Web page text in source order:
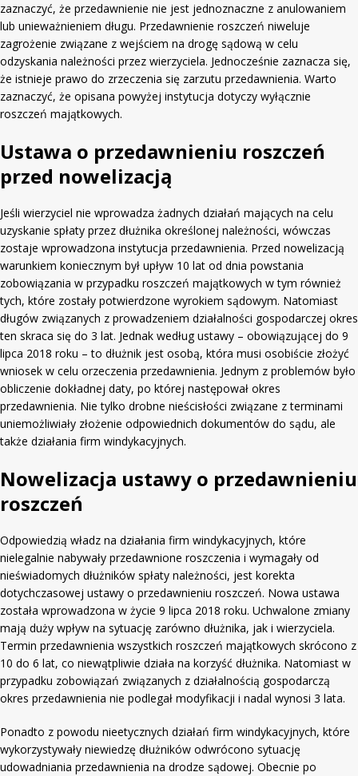
zaznaczyć, że przedawnienie nie jest jednoznaczne z anulowaniem
lub unieważnieniem długu. Przedawnienie roszczeń niweluje
zagrożenie związane z wejściem na drogę sądową w celu
odzyskania należności przez wierzyciela. Jednocześnie zaznacza się,
że istnieje prawo do zrzeczenia się zarzutu przedawnienia. Warto
zaznaczyć, że opisana powyżej instytucja dotyczy wyłącznie
roszczeń majątkowych.
Ustawa o przedawnieniu roszczeń
przed nowelizacją
Jeśli wierzyciel nie wprowadza żadnych działań mających na celu
uzyskanie spłaty przez dłużnika określonej należności, wówczas
zostaje wprowadzona instytucja przedawnienia. Przed nowelizacją
warunkiem koniecznym był upływ 10 lat od dnia powstania
zobowiązania w przypadku roszczeń majątkowych w tym również
tych, które zostały potwierdzone wyrokiem sądowym. Natomiast
długów związanych z prowadzeniem działalności gospodarczej okres
ten skraca się do 3 lat. Jednak według ustawy – obowiązującej do 9
lipca 2018 roku – to dłużnik jest osobą, która musi osobiście złożyć
wniosek w celu orzeczenia przedawnienia. Jednym z problemów było
obliczenie dokładnej daty, po której następował okres
przedawnienia. Nie tylko drobne nieścisłości związane z terminami
uniemożliwiały złożenie odpowiednich dokumentów do sądu, ale
także działania firm windykacyjnych.
Nowelizacja ustawy o przedawnieniu
roszczeń
Odpowiedzią władz na działania firm windykacyjnych, które
nielegalnie nabywały przedawnione roszczenia i wymagały od
nieświadomych dłużników spłaty należności, jest korekta
dotychczasowej ustawy o przedawnieniu roszczeń. Nowa ustawa
została wprowadzona w życie 9 lipca 2018 roku. Uchwalone zmiany
mają duży wpływ na sytuację zarówno dłużnika, jak i wierzyciela.
Termin przedawnienia wszystkich roszczeń majątkowych skrócono z
10 do 6 lat, co niewątpliwie działa na korzyść dłużnika. Natomiast w
przypadku zobowiązań związanych z działalnością gospodarczą
okres przedawnienia nie podlegał modyfikacji i nadal wynosi 3 lata.
Ponadto z powodu nieetycznych działań firm windykacyjnych, które
wykorzystywały niewiedzę dłużników odwrócono sytuację
udowadniania przedawnienia na drodze sądowej. Obecnie po